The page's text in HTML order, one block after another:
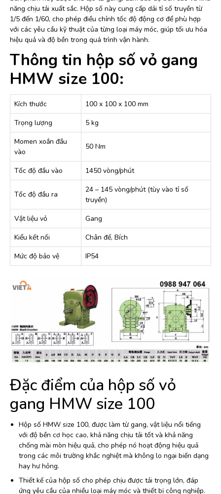
năng chịu tải xuất sắc. Hộp số này cung cấp dải tỉ số truyền từ
1/5 đến 1/60, cho phép điều chỉnh tốc độ động cơ để phù hợp
với các yêu cầu kỹ thuật của từng loại máy móc, giúp tối ưu hóa
hiệu quả và độ bền trong quá trình vận hành.
Thông tin hộp số vỏ gang
HMW size 100:
Kích thước
100 x 100 x 100 mm
Trọng lượng
5 kg
Momen xoắn đầu
vào
50 Nm
Tốc độ đầu vào 1450 vòng/phút
Tốc độ đầu ra
24 – 145 vòng/phút (tùy vào tỉ số
truyền)
Vật liệu vỏ
Gang
Kiểu kết nối
Chân đế, Bích
Mức độ bảo vệ
IP54
Đặc điểm của hộp số vỏ
gang HMW size 100
Hộp số HMW size 100, được làm từ gang, vật liệu nổi tiếng
với độ bền cơ học cao, khả năng chịu tải tốt và khả năng
chống mài mòn hiệu quả, cho phép nó hoạt động hiệu quả
trong các môi trường khắc nghiệt mà không lo ngại biến dạng
hay hư hỏng.
Thiết kế của hộp số cho phép chịu được tải trọng lớn, đáp
ứng yêu cầu của nhiều loại máy móc và thiết bị công nghiệp.